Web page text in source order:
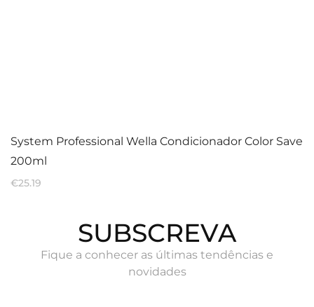
System Professional Wella Condicionador Color Save
200ml
€25.19
SUBSCREVA
Fique a conhecer as últimas tendências e
novidades